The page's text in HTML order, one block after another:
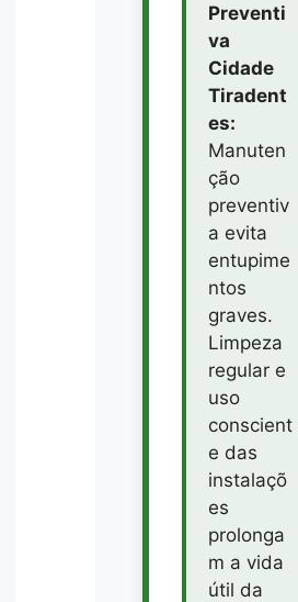
Preventi
va
Cidade
Tiradent
es:
Manuten
ção
preventiv
a evita
entupime
ntos
graves.
Limpeza
regular e
uso
conscient
e das
instalaçõ
es
prolonga
m a vida
útil da